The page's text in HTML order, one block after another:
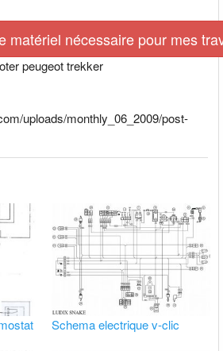
matériel nécessaire pour mes
peugeot trekker
uploads/monthly_06_2009/post-
Schema electrique v-clic